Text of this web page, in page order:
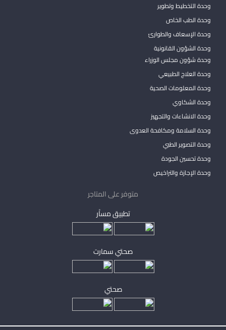
وحدة التخطيط وتطوير
وحدة الطب الخاص
وحدة الإسعاف والطوارئ
وحدة الشؤون القانونية
وحدة شؤون مجلس الوزراء
وحدة العلاج الطبيعي
وحدة المعلومات الصحية
وحدة الشكاوي
وحدة الانشاءات والتجهيز
وحدة السلامة ومكافحة العدوى
وحدة التصوير الطبي
وحدة تحسين الجودة
وحدة الإجازة والتراخيص
متوفر على المتاجر
تطبيق مساْر
صحتي سمارت
صحتي